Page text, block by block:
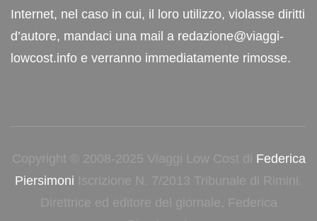
Internet, nel caso in cui, il loro utilizzo, violasse diritti
d’autore, mandaci una mail a redazione@viaggi-
lowcost.info e verranno immediatamente rimosse.
Copyright © 2008-2025 Viaggi Low Cost di Federica
Piersimoni Iscrizione N. 7/2013 Tribunale di Rimini.
Direttrice ed editore del giornale, Federica